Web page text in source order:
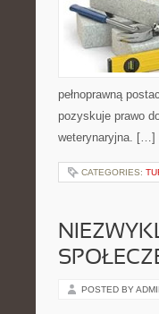
pełnoprawną
pozyskuje prawo
weterynaryjna. […]
CATEGORIES:
POSTED BY